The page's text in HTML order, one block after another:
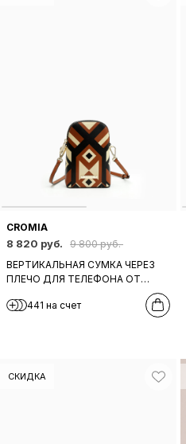
CROMIA
8 820 руб.
9 800 руб.
ВЕРТИКАЛЬНАЯ СУМКА ЧЕРЕЗ
ПЛЕЧО ДЛЯ ТЕЛЕФОНА ОТ
ЧЕРНО-БЕЖЕВЫМ ПРИНТОМ
441 на счет
СКИДКА